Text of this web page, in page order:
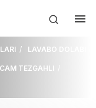
LAVABO DOLABI
TEZGAHLI